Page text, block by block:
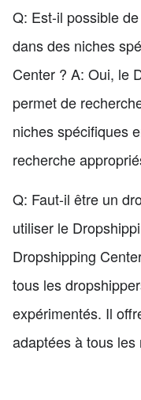
Q: Est-il possible
dans des niches
Center ? A: Oui, le
permet de
niches spécifiques
recherche
Q: Faut-il être un
utiliser le
Dropshipping
tous les
expérimentés. Il
adaptées à tous